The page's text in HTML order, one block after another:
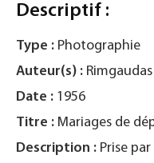
Descriptif :
Type : Photographie
Auteur(s) :
Date : 1956
Titre : Mariages de
Description : Prise